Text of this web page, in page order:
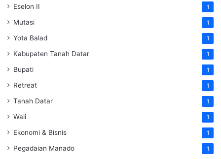
Eselon II 1
Mutasi 1
Yota Balad 1
Kabupaten Tanah Datar 1
Bupati 1
Retreat 1
Tanah Datar 1
Wali 1
Ekonomi & Bisnis 1
Pegadaian Manado 1